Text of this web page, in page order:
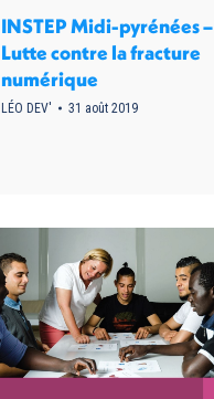
INSTEP Midi-pyrénées –
Lutte contre la fracture
numérique
LÉO DEV' 31 août 2019